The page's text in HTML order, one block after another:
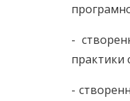
-
практики
-